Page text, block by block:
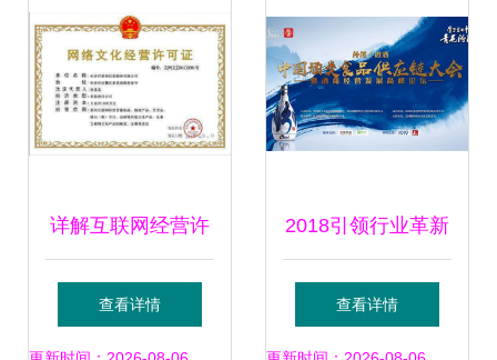
详解互联网经营许
可证与网络文化经
查看详情
2018引领行业革新
中国酒类食品供应
查看详情